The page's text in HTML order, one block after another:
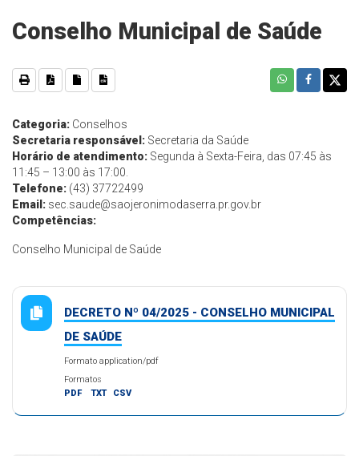
Conselho Municipal de Saúde
Categoria: Conselhos
Secretaria responsável: Secretaria da Saúde
Horário de atendimento: Segunda à Sexta-Feira, das 07:45 às
11:45 – 13:00 às 17:00.
Telefone: (43) 37722499
Email: sec.saude@saojeronimodaserra.pr.gov.br
Competências:
Conselho Municipal de Saúde
DECRETO Nº 04/2025 - CONSELHO MUNICIPAL
DE SAÚDE
Formato application/pdf
Formatos
PDF
TXT CSV